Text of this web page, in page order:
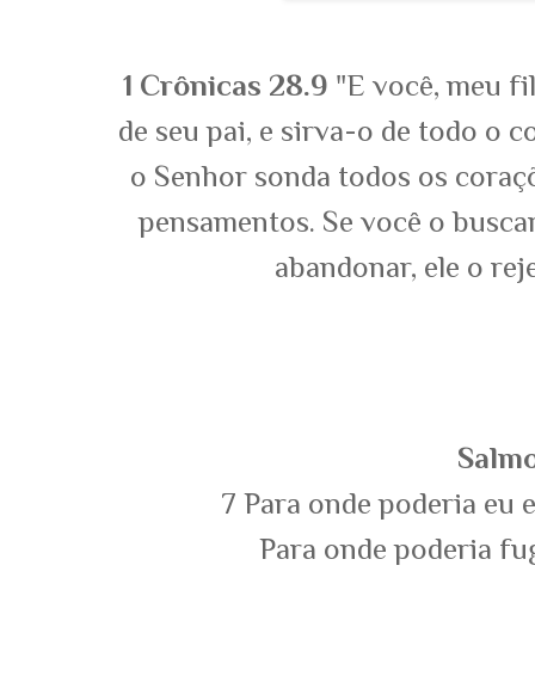
1 Crônicas 28.9 "E você, meu
de seu pai, e sirva-o de todo o
o Senhor sonda todos os
pensamentos. Se você o
abandonar, ele o
7 Para onde poderia eu
Para onde poderia